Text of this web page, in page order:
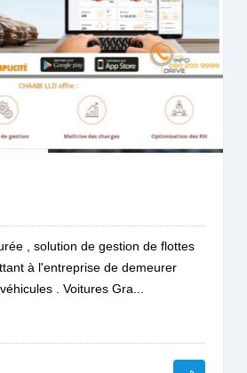
, solution de gestion de flottes
à l'entreprise de demeurer
. Voitures Gra...